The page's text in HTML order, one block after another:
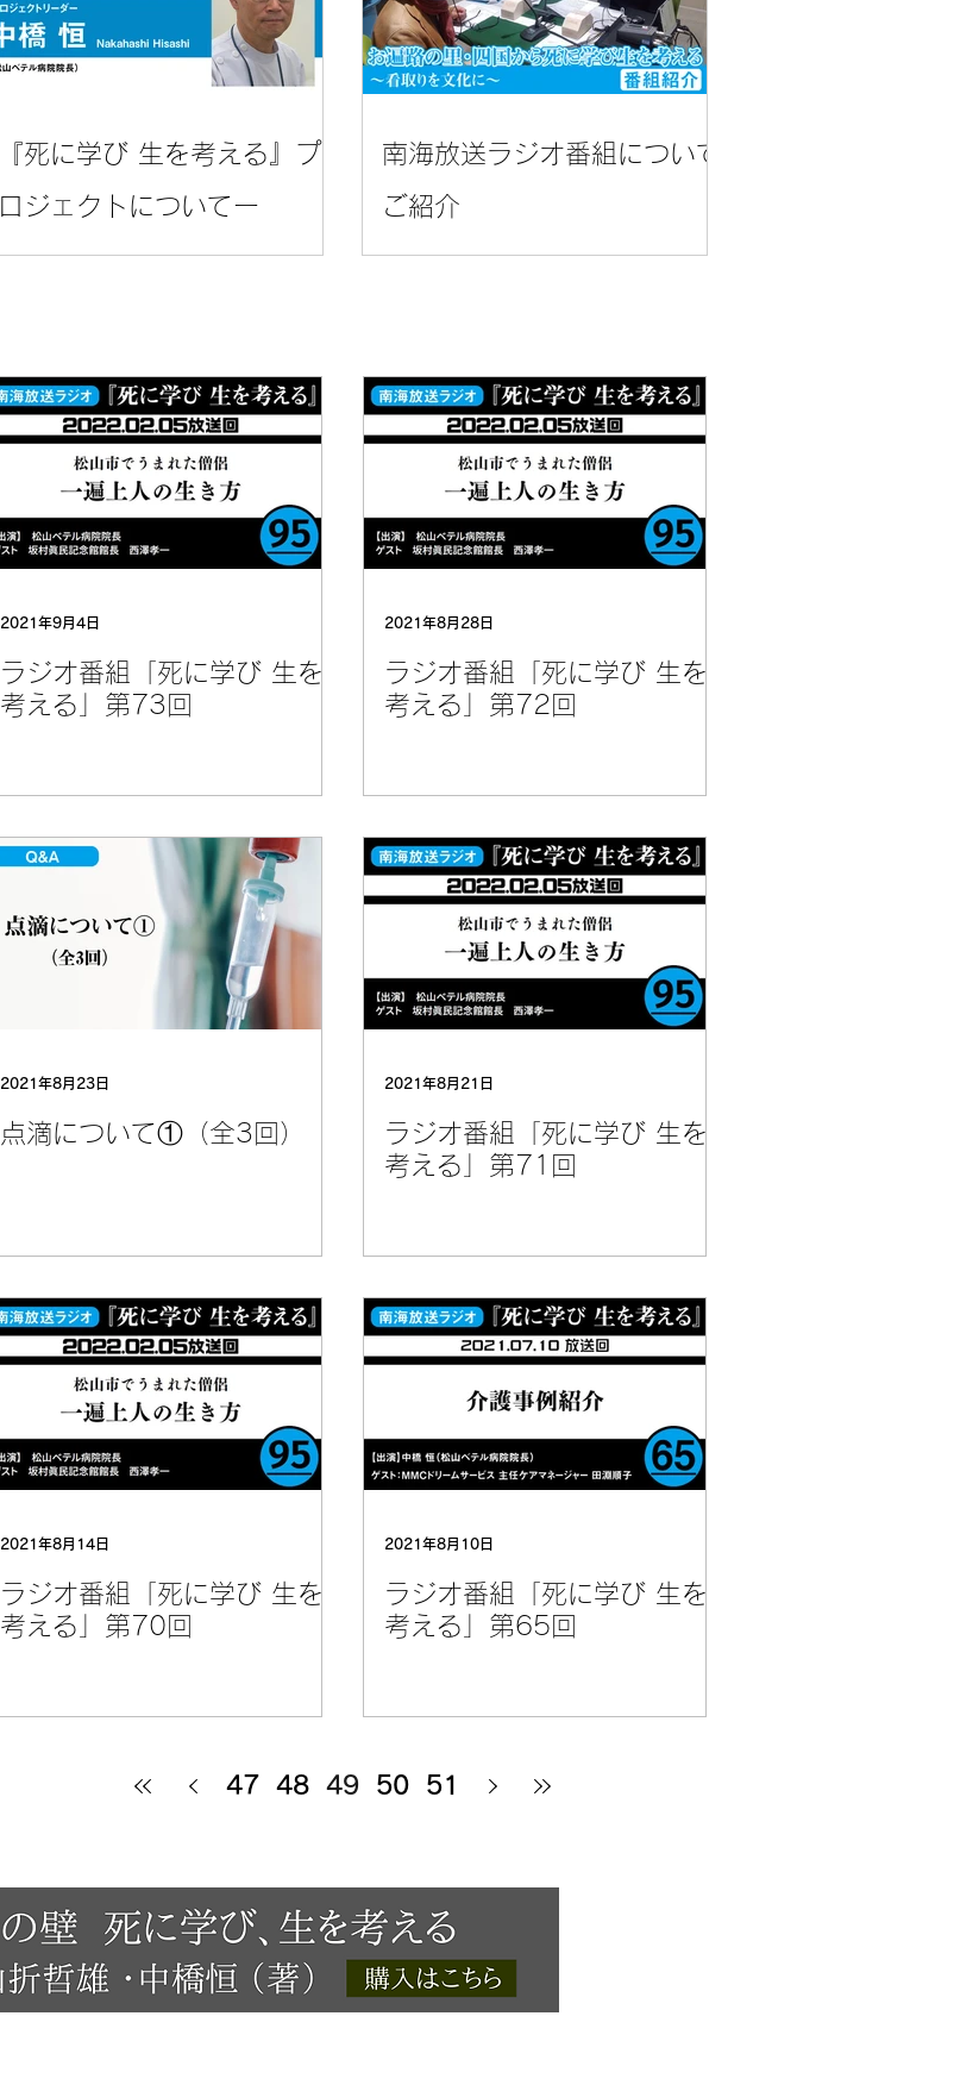
『死に学び 生を考える』プ
ロジェクトについてー
南海放送ラジオ番組について
ご紹介
ラジオ番組「死に学び 生を
考える」第73回
2021年9月4日
ラジオ番組「死に学び 生を
考える」第72回
2021年8月28日
点滴について①（全3回）
2021年8月23日
ラジオ番組「死に学び 生を
考える」第71回
2021年8月21日
ラジオ番組「死に学び 生を
考える」第70回
2021年8月14日
ラジオ番組「死に学び 生を
考える」第65回
2021年8月10日
47 48 49 50 51